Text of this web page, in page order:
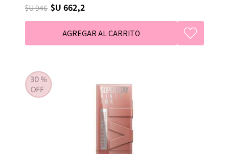
$U 946 $U 662,2